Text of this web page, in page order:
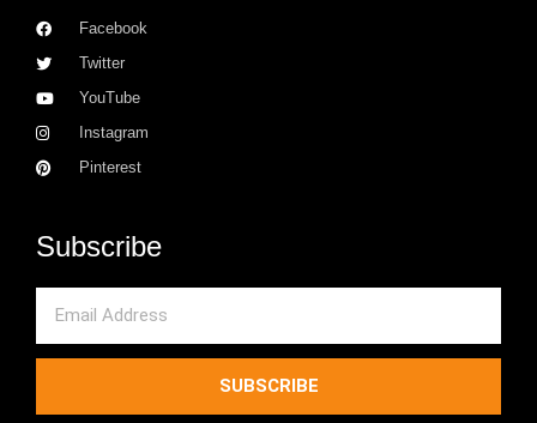
Facebook
Twitter
YouTube
Instagram
Pinterest
Subscribe
SUBSCRIBE